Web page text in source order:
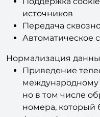
CRM
Поддержка
источников
Передача
Автоматическое
Нормализация
Приведение
международному
но в том числе